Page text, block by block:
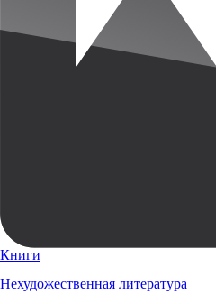
Книги
Нехудожественная литература